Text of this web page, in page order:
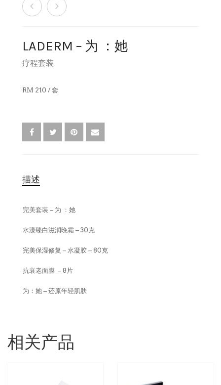
保湿
疗程套装
美白
卸妆水
LADERM – 为 ：她
疗程套装
RM 210 / 套
描述
完美套装 – 为 ：她
水漾臻白滋润晚霜 – 30克
完美保湿修复 – 水凝胶 – 80克
抗衰老面膜 – 8片
为：她 – 还原年轻肌肤
相关产品